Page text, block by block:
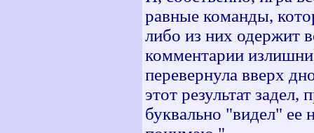
равные команды,
либо из них одержит
комментарии
перевернула вверх
этот результат
буквально "видел" ее